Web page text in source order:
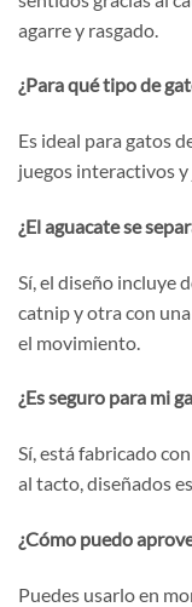
agarre y rasgado.
¿Para qué tipo de
Es ideal para gatos
juegos interactivos
¿El aguacate se
Sí, el diseño incluye
catnip y otra con
el movimiento.
¿Es seguro para mi
Sí, está fabricado
al tacto, diseñados
¿Cómo puedo
Puedes usarlo en